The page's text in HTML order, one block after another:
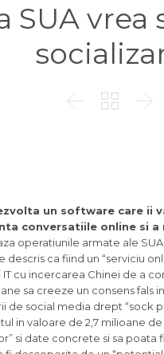
SUA
  
un software care ii
conversatiile online si
operatiunile armate ale SUA
ca fiind un “serviciu
cu incercarea Chinei de a
sa creeze un consens fals
social media drept “sock
in valoare de 2,7 milioane
si date concrete si sa